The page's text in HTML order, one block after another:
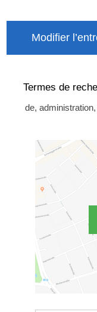
Modifier
Termes de
de,